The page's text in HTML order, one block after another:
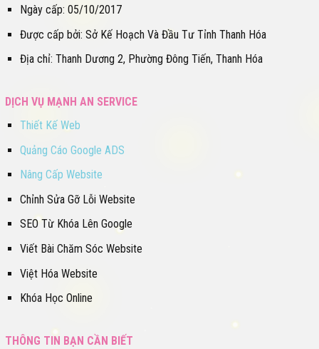
Ngày cấp: 05/10/2017
Được cấp bởi: Sở Kế Hoạch Và Đầu Tư Tỉnh Thanh Hóa
Địa chỉ: Thanh Dương 2, Phường Đông Tiến, Thanh Hóa
DỊCH VỤ MẠNH AN SERVICE
Thiết Kế Web
Quảng Cáo Google ADS
Nâng Cấp Website
Chỉnh Sửa Gỡ Lỗi Website
SEO Từ Khóa Lên Google
Viết Bài Chăm Sóc Website
Việt Hóa Website
Khóa Học Online
THÔNG TIN BẠN CẦN BIẾT